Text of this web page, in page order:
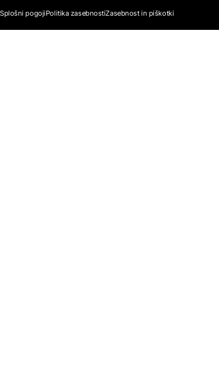
Splošni pogojiPolitika zasebnostiZasebnost in piškotki